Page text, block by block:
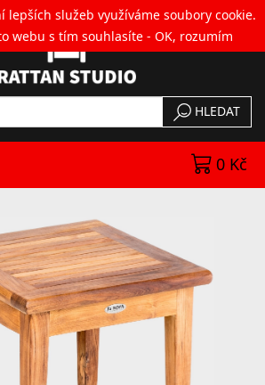
lepších služeb využíváme soubory cookie.
webu s tím souhlasíte - OK, rozumím
HLEDAT
0 Kč